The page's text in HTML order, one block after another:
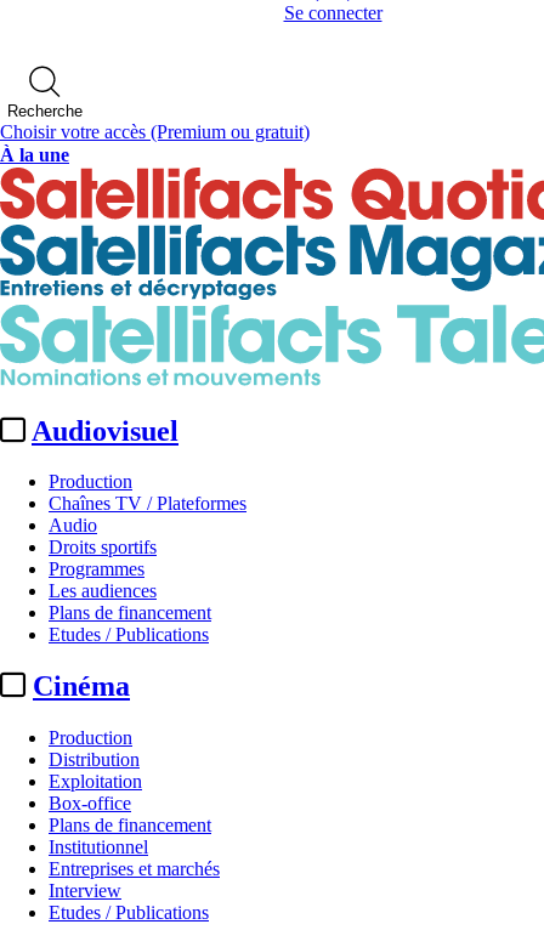
Se connecter
Recherche
Choisir votre accès (Premium ou gratuit)
À la une
Audiovisuel
Production
Chaînes TV / Plateformes
Audio
Droits sportifs
Programmes
Les audiences
Plans de financement
Etudes / Publications
Cinéma
Production
Distribution
Exploitation
Box-office
Plans de financement
Institutionnel
Entreprises et marchés
Interview
Etudes / Publications